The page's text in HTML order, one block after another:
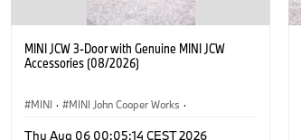
MINI JCW 3-Door with Genuine MINI JCW
Accessories (08/2026)
MINI · MINI John Cooper Works ·
Thu Aug 06 00:05:14 CEST 2026